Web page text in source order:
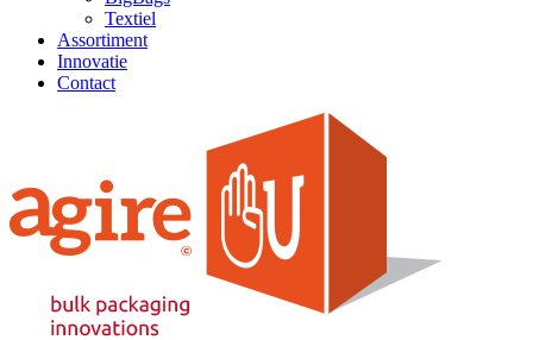
Textiel
Assortiment
Innovatie
Contact